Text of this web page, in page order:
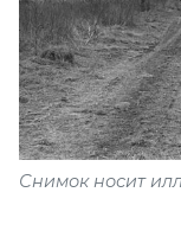
Снимок носит